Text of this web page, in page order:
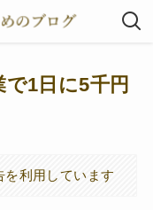
1日に5千円
を利用しています